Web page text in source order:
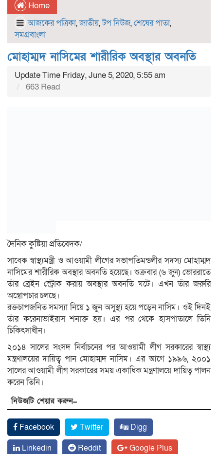
Home
আজকের পত্রিকা,জাতীয়,টপ নিউজ,শেষের পাতা,
সমগ্রবাংলা
মোহাম্মদ নাসিমের শারীরিক অবস্থার অবনতি
Update Time Friday, June 5, 2020, 5:55 am
663 Read
দৈনিক কুষ্টিয়া প্রতিবেদক/
সাবেক স্বাস্থ্যমন্ত্রী ও আওয়ামী লীগের সভাপতিমন্ডলীর সদস্য মোহাম্মদ
নাসিমের শারীরিক অবস্থার অবনতি হয়েছে। শুক্রবার (৬ জুন) ভোররাতে
তাঁর ব্রেইন স্ট্রোক করায় অবস্থার অবনতি ঘটে। এখন তাঁর জরুরি
অস্ত্রোপচার চলছে।
রক্তচাপজনিত সমস্যা নিয়ে ১ জুন অসুস্থ্য হয়ে পড়েন নাসিম। ওই দিনই
তাঁর করেনাভাইরাস শনাক্ত হয়। এর পর থেকে হাসপাতালে তিনি
চিকিৎসাধীন।
২০১৪ সালের সংসদ নির্বাচনের পর আওয়ামী লীগ সরকারের স্বাস্থ্য
মন্ত্রণালয়ের দায়িত্ব পান মোহাম্মদ নাসিম। এর আগে ১৯৯৬, ২০০১
সালের আওয়ামী লীগ সরকারের সময় একাধিক মন্ত্রণালয়ে দায়িত্ব পালন
করেন তিনি।
নিউজটি শেয়ার করুন..
Facebook Twitter
Digg
Linkedin
Reddit
Google Plus